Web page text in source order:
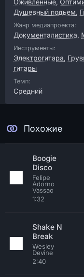
Оживленные,
Душевный подьем,
Жанр медиапроекта:
Документалистика,
Инструменты:
Электрогитара,
гитары
Темп:
Средний
Похожие
Boogie
Disco
Felipe
Adorno
Vassao
1:32
Shake N
Break
Wesley
Devine
2:40